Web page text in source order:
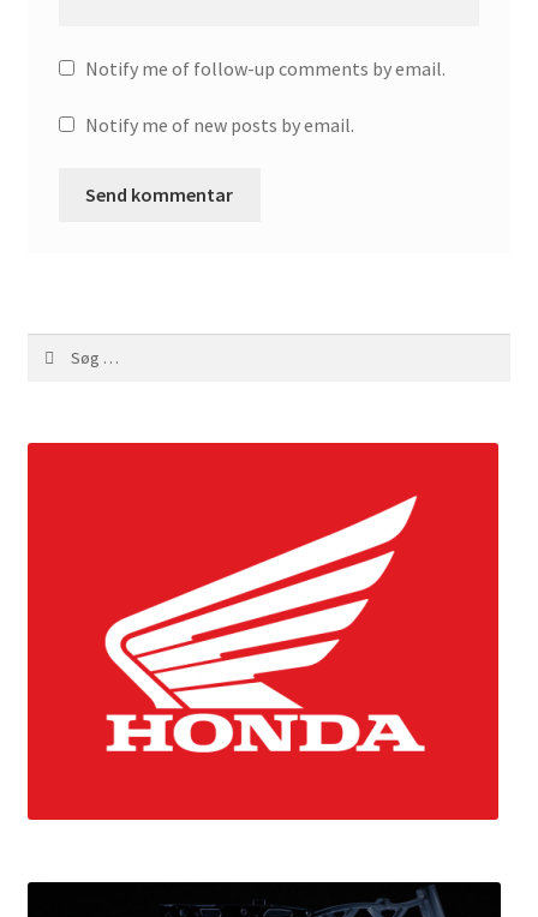
Notify me of follow-up comments by email.
Notify me of new posts by email.